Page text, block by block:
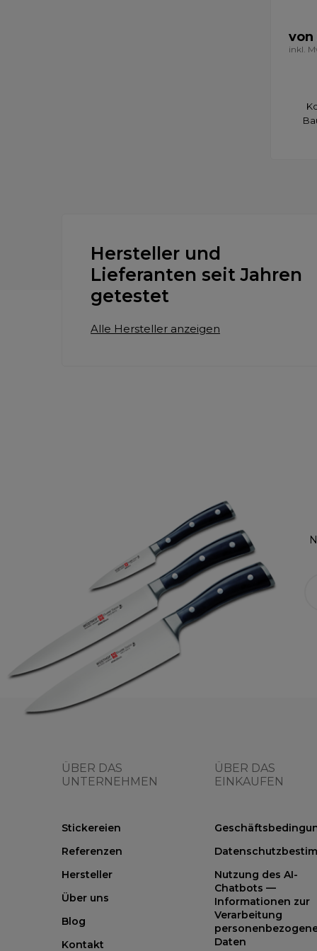
von
inkl.
Hersteller und
Lieferanten seit Jahren
getestet
Alle Hersteller anzeigen
ÜBER DAS
UNTERNEHMEN
Stickereien
Referenzen
Hersteller
Über uns
Blog
Kontakt
ÜBER DAS
EINKAUFEN
Nutzung des AI-
Chatbots —
Informationen zur
Verarbeitung
Daten